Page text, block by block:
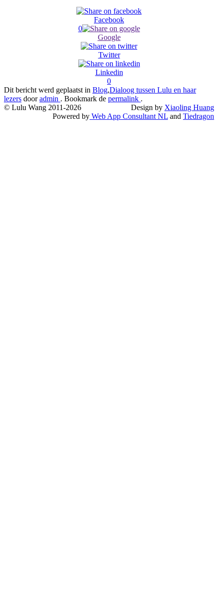
Facebook
0
Google
Twitter
Linkedin
0
Dit bericht werd geplaatst in Blog,Dialoog tussen Lulu en haar
lezers dooradmin . Bookmark de permalink .
© Lulu Wang 2011-2026
Design by Xiaoling Huang
Powered by Web App Consultant NL and Tiedragon